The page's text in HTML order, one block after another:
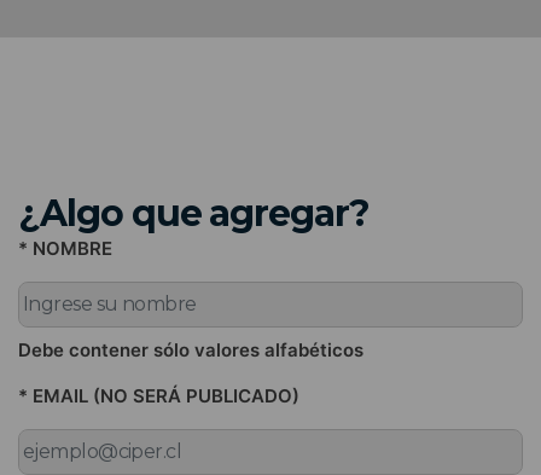
¿Algo que agregar?
* NOMBRE
Debe contener sólo valores alfabéticos
* EMAIL (NO SERÁ PUBLICADO)